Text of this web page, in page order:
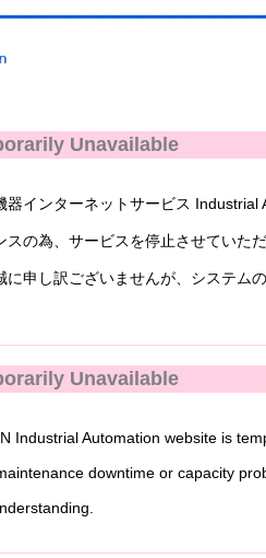
Unavailable
インターネットサービス Industrial
の為、サービスを停止させていただ
申し訳ございませんが、システム
Unavailable
Industrial Automation website is
downtime or capacity